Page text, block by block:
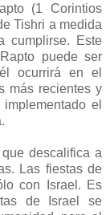
(1 Corintios
Tishri a medida
cumplirse. Este
puede ser
ocurrirá en el
más recientes y
el
descalifica a
Las fiestas de
con Israel. Es
de Israel se